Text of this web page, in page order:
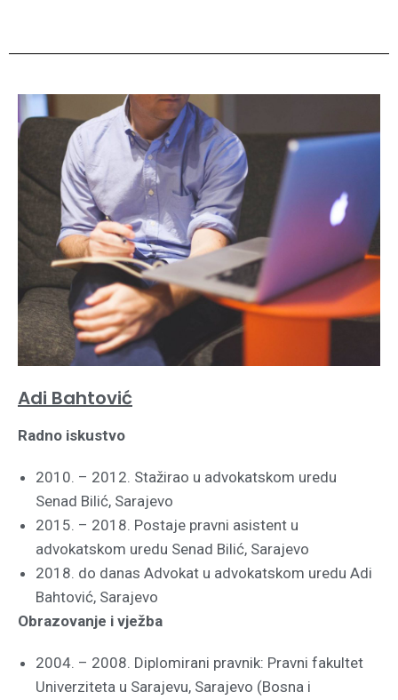
Adi Bahtović
Radno iskustvo
2010. – 2012. Stažirao u advokatskom uredu
Senad Bilić, Sarajevo
2015. – 2018. Postaje pravni asistent u
advokatskom uredu Senad Bilić, Sarajevo
2018. do danas Advokat u advokatskom uredu Adi
Bahtović, Sarajevo
Obrazovanje i vježba
2004. – 2008. Diplomirani pravnik: Pravni fakultet
Univerziteta u Sarajevu, Sarajevo (Bosna i